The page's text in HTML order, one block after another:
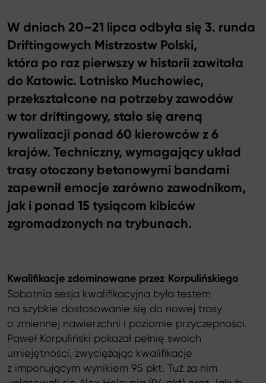
W dniach 20–21 lipca odbyła się 3. runda
Driftingowych Mistrzostw Polski,
która po raz pierwszy w historii zawitała
do Katowic. Lotnisko Muchowiec,
przekształcone na potrzeby zawodów
w tor driftingowy, stało się areną
rywalizacji ponad 60 kierowców z 6
krajów. Techniczny, wymagający układ
trasy otoczony betonowymi bandami
zapewnił emocje zarówno zawodnikom,
jak i ponad 15 tysiącom kibiców
zgromadzonych na trybunach.
Kwalifikacje zdominowane przez Korpulińskiego
Sobotnia sesja kwalifikacyjna była testem
na szybkie dostosowanie się do nowej trasy
o zmiennej nawierzchni i poziomie przyczepności.
Paweł Korpuliński pokazał pełnię swoich
umiejętności, zwyciężając kwalifikacje
z imponującym wynikiem 95 pkt. Tuż za nim